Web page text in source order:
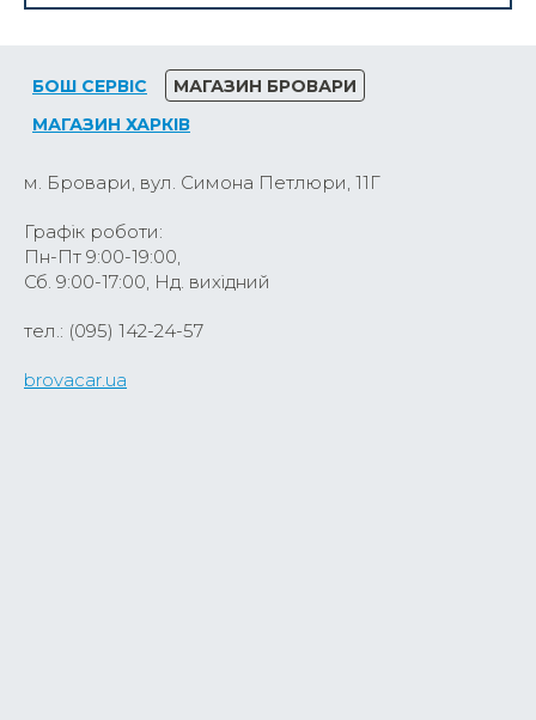
БОШ СЕРВІС
МАГАЗИН БРОВАРИ
МАГАЗИН ХАРКІВ
м. Бровари, вул. Симона Петлюри, 11Г
Графік роботи:
Пн-Пт 9:00-19:00,
Сб. 9:00-17:00, Нд. вихідний
тел.: (095) 142-24-57
brovacar.ua